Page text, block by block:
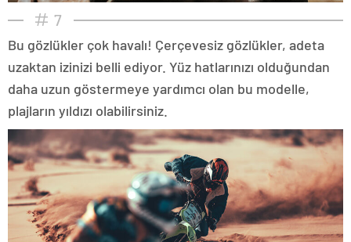
7
Bu gözlükler çok havalı! Çerçevesiz gözlükler, adeta
uzaktan izinizi belli ediyor. Yüz hatlarınızı olduğundan
daha uzun göstermeye yardımcı olan bu modelle,
plajların yıldızı olabilirsiniz.